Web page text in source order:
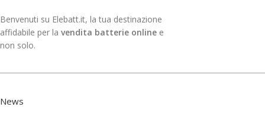
Benvenuti su Elebatt.it, la tua destinazione
affidabile per la vendita batterie online e
non solo.
News